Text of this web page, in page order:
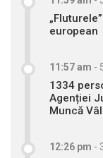
european
11:57 am -
1334
Agenției
Muncă
12:26 pm -